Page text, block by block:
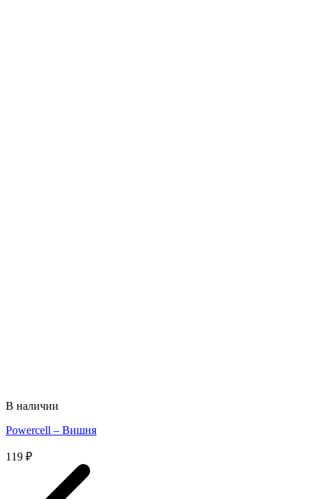
В наличии
Powercell – Вишня
119 ₽